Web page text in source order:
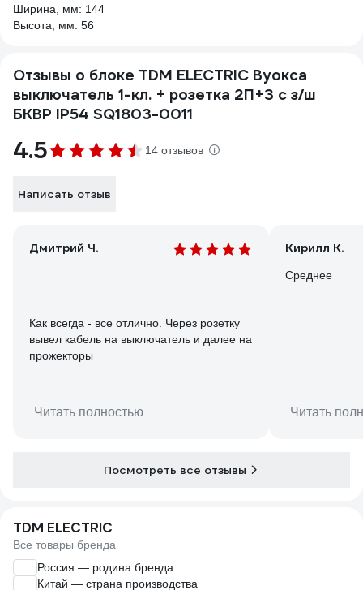
Ширина, мм: 144
Высота, мм: 56
Отзывы о блоке TDM ELECTRIC Вуокса
выключатель 1-кл. + розетка 2П+З с з/ш
БКВР IP54 SQ1803-0011
4.5 14 отзывов
Написать отзыв
Дмитрий Ч.
Как всегда - все отлично. Через розетку
вывел кабель на выключатель и далее на
прожекторы
Читать полностью
Кирилл К.
Среднее
Читать
Посмотреть все отзывы
TDM ELECTRIC
Все товары бренда
Россия — родина бренда
Китай — страна производства